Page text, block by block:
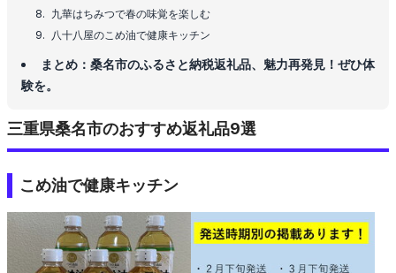
九華はちみつで春の味覚を楽しむ
八十八屋のこめ油で健康キッチン
まとめ：桑名市のふるさと納税返礼品、魅力再発見！ぜひ体
験を。
三重県桑名市のおすすめ返礼品9選
こめ油で健康キッチン